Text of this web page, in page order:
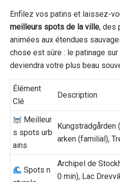
Enfilez vos patins et laissez-
meilleurs spots de la ville, des
animées aux étendues
chose est sûre : le patinage
deviendra votre plus beau
Élément
Clé
Description
Meilleur
s spots urb
ains
Kungsträdgården
arken (familial),
Spots n
Archipel de
0 min), Lac